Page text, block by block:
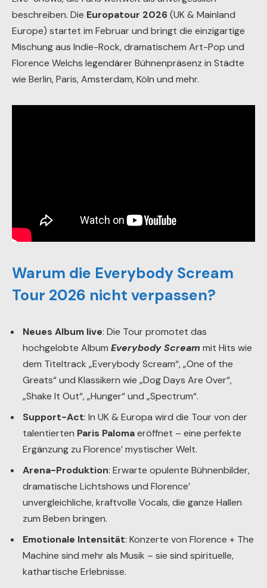
beschreiben. Die Europatour 2026(UK & Mainland
Europe) startet im Februar und bringt die einzigartige
Mischung aus Indie-Rock, dramatischem Art-Pop und
Florence Welchs legendärer Bühnenpräsenz in Städte
wie Berlin, Paris, Amsterdam, Köln und mehr.
Warum die Everybody Scream
Tour 2026 nicht verpassen?
Neues Album live: Die Tour promotet das
hochgelobte Album Everybody Scream mit Hits wie
dem Titeltrack „Everybody Scream“, „One of the
Greats“ und Klassikern wie „Dog Days Are Over“,
„Shake It Out“, „Hunger“ und „Spectrum“.
Support-Act: In UK & Europa wird die Tour von der
talentierten Paris Palomaeröffnet – eine perfekte
Ergänzung zu Florence’ mystischer Welt.
Arena-Produktion: Erwarte opulente Bühnenbilder,
dramatische Lichtshows und Florence’
unvergleichliche, kraftvolle Vocals, die ganze Hallen
zum Beben bringen.
Emotionale Intensität: Konzerte von Florence + The
Machine sind mehr als Musik – sie sind spirituelle,
kathartische Erlebnisse.